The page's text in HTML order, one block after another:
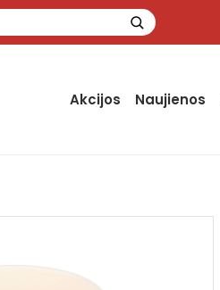
Akcijos Naujienos